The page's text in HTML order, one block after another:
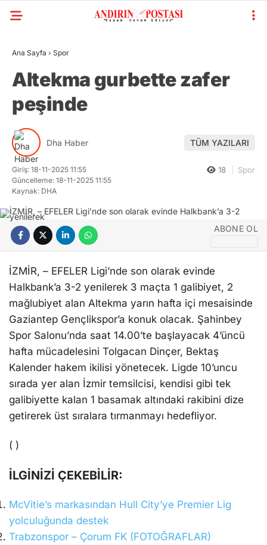
Ana Sayfa › Spor
Altekma gurbette zafer
peşinde
Dha Haber TÜM YAZILARI
Giriş: 18-11-2025 11:55
Güncelleme: 18-11-2025 11:55
Kaynak: DHA
18 Spor
ABONE OL
İZMİR, – EFELER Ligi’nde son olarak evinde
Halkbank’a 3-2 yenilerek 3 maçta 1 galibiyet, 2
mağlubiyet alan Altekma yarın hafta içi mesaisinde
Gaziantep Gençlikspor’a konuk olacak. Şahinbey
Spor Salonu’nda saat 14.00’te başlayacak 4’üncü
hafta mücadelesini Tolgacan Dinçer, Bektaş
Kalender hakem ikilisi yönetecek. Ligde 10’uncu
sırada yer alan İzmir temsilcisi, kendisi gibi tek
galibiyette kalan 1 basamak altındaki rakibini dize
getirerek üst sıralara tırmanmayı hedefliyor.
( )
İLGİNİZİ ÇEKEBİLİR:
McVitie’s markasından Hull City’ye Premier Lig
yolculuğunda destek
Trabzonspor – Çorum FK (FOTOĞRAFLAR)